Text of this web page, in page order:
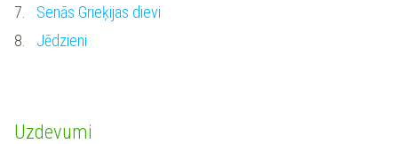
7.
Senās Grieķijas dievi
8.
Jēdzieni
Uzdevumi